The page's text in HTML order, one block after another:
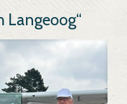
Langeoog“